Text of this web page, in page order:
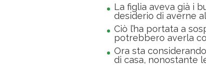
La figlia aveva già i
desiderio di averne
Ciò l’ha portata a
potrebbero averla
Ora sta
di casa, nonostante